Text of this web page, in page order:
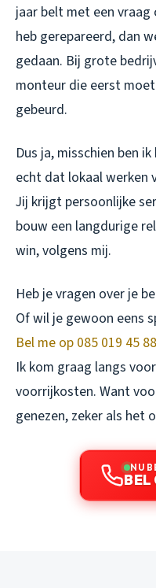
jaar belt met een
heb gerepareerd, dan
gedaan. Bij grote
monteur die eerst
gebeurd.
Dus ja, misschien ben
echt dat lokaal werken
Jij krijgt persoonlijke
bouw een langdurige
win, volgens mij.
Heb je vragen over je
Of wil je gewoon eens
Bel me op 085 019 45 88
Ik kom graag langs
voorrijkosten. Want
genezen, zeker als het
NU
BEL